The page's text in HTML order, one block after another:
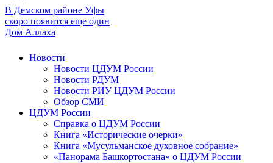
В Демском районе Уфы
скоро появится еще один
Дом Аллаха
Новости
Новости ЦДУМ России
Новости РДУМ
Новости РИУ ЦДУМ России
Обзор СМИ
ЦДУМ России
Справка о ЦДУМ России
Книга «Исторические очерки»
Книга «Мусульманское духовное собрание»
«Панорама Башкортостана» о ЦДУМ России